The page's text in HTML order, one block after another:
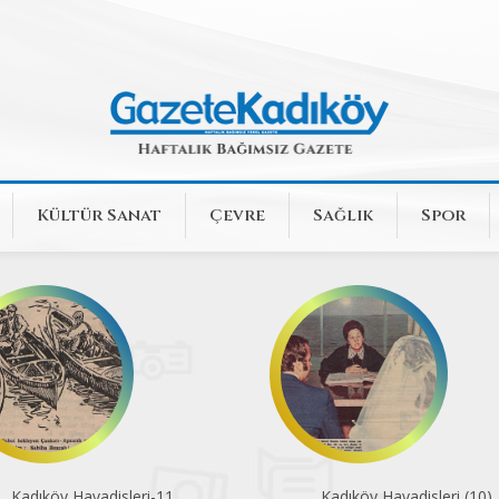
Kültür Sanat Çevre Sağlık Spor